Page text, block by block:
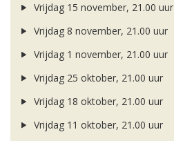
Vrijdag 15 november, 21.00 uur
Vrijdag 8 november, 21.00 uur
Vrijdag 1 november, 21.00 uur
Vrijdag 25 oktober, 21.00 uur
Vrijdag 18 oktober, 21.00 uur
Vrijdag 11 oktober, 21.00 uur